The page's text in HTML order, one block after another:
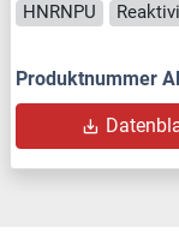
HNRNPU
Produktnummer